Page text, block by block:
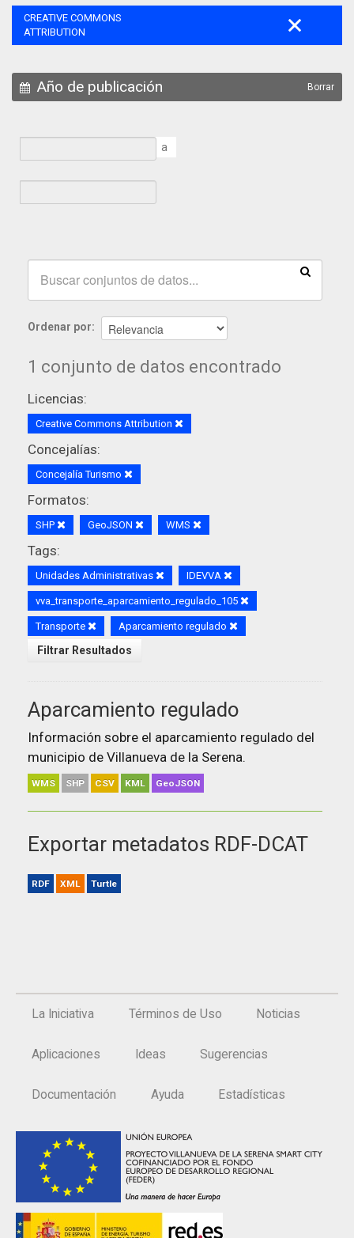
CREATIVE COMMONS
ATTRIBUTION
Año de publicación Borrar
a
Ordenar por
1 conjunto de datos encontrado
Licencias:
Creative Commons Attribution
Concejalías:
Concejalía Turismo
Formatos:
SHP GeoJSON WMS
Tags:
Unidades Administrativas IDEVVA
vva_transporte_aparcamiento_regulado_105
Transporte Aparcamiento regulado
Filtrar Resultados
Aparcamiento regulado
Información sobre el aparcamiento regulado del
municipio de Villanueva de la Serena.
WMS SHP CSV KML GeoJSON
Exportar metadatos RDF-DCAT
RDF XML Turtle
La Iniciativa Términos de Uso Noticias
Aplicaciones Ideas Sugerencias
Documentación Ayuda Estadísticas